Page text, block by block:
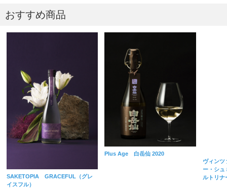
おすすめ商品
SAKETOPIA GRACEFUL（グレ
イスフル）
Plus Age 白岳仙 2020
ヴィン
ー・シュ
ルトリ